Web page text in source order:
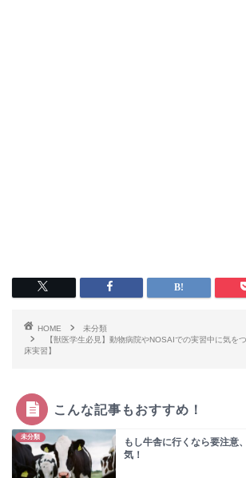
HOME
未分類
【獣医学生必見】動物病院やNOSAIでの実習中に気を
床実習】
こんな記事もおすすめ！
未分類
もし牛舎に行くなら要注意
気！